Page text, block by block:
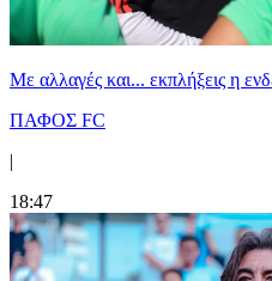
Με αλλαγές και... εκπλήξεις η
ΠΑΦΟΣ FC
|
18:47